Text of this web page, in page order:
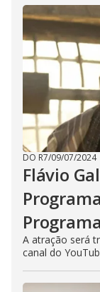
DO R7/09/07/2024
Flávio
A atração será
canal do